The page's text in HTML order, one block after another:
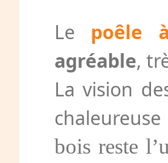
Le poêle
agréable,
La vision
bois reste